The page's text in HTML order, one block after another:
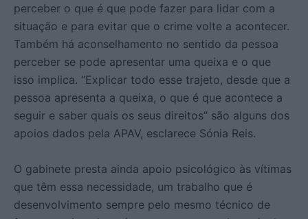
perceber o que é que pode fazer para lidar com a
situação e para evitar que o crime volte a acontecer.
Também há aconselhamento no sentido da pessoa
perceber se pode apresentar uma queixa e o que
isso implica. “Explicar todo esse trajeto, desde que a
pessoa apresenta a queixa, o que é que acontece a
seguir e saber quais os seus direitos” são alguns dos
apoios dados pela APAV, esclarece Sónia Reis.
O gabinete presta ainda apoio psicológico às vítimas
que têm essa necessidade, um trabalho que é
desenvolvimento sempre pelo mesmo técnico de